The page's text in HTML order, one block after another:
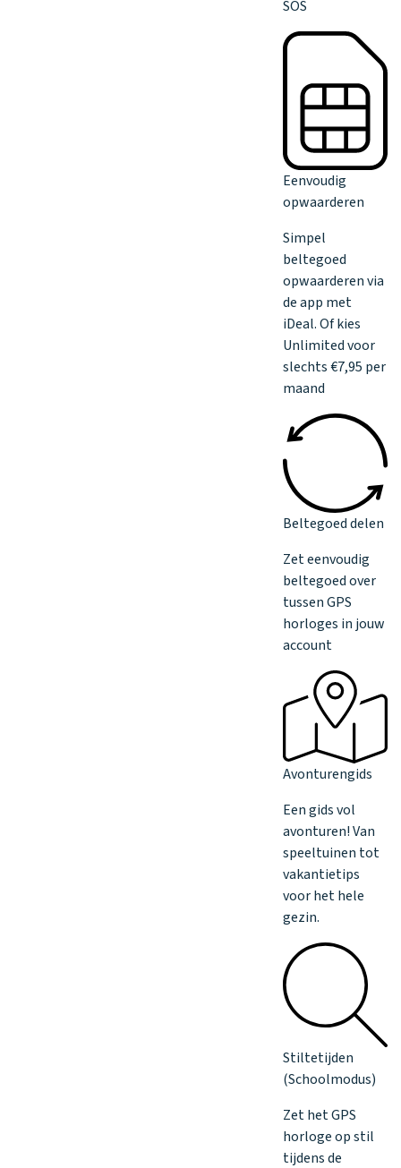
SOS
Eenvoudig
opwaarderen
Simpel
beltegoed
opwaarderen via
de app met
iDeal. Of kies
Unlimited voor
slechts €7,95 per
maand
Beltegoed delen
Zet eenvoudig
beltegoed over
tussen GPS
horloges in jouw
account
Avonturengids
Een gids vol
avonturen! Van
speeltuinen tot
vakantietips
voor het hele
gezin.
Stiltetijden
(Schoolmodus)
Zet het GPS
horloge op stil
tijdens de